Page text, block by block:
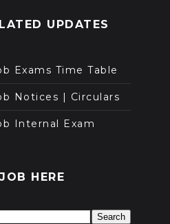
UPDATES
Exams Time Table
Notices | Circulars
Internal Exam
HERE